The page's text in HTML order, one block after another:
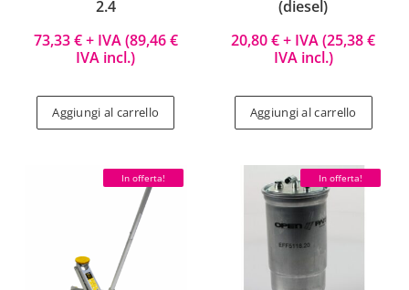
2.4
73,33€+ IVA (89,46€
IVA incl.)
Aggiungi al carrello
(diesel)
20,80€+ IVA (25,38€
IVA incl.)
Aggiungi al carrello
In offerta! In offerta!